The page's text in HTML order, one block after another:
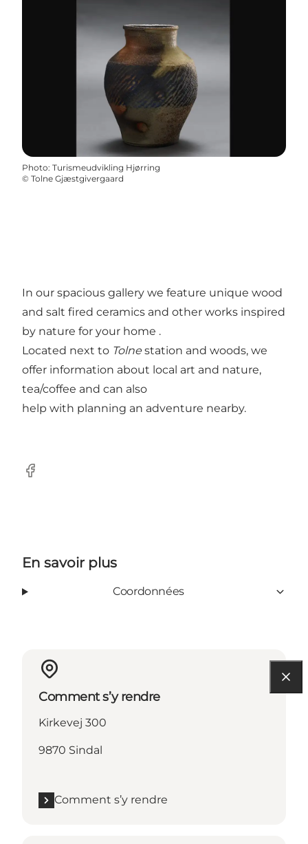
Photo: Turismeudvikling Hjørring
© Tolne Gjæstgivergaard
In our spacious gallery we feature unique wood
and salt fired ceramics and other works inspired
by nature for your home .
Located next to Tolne station and woods, we
offer information about local art and nature,
tea/coffee and can also
help with planning an adventure nearby.
Facebook
En savoir plus
Coordonnées
Comment s’y rendre
Kirkevej 300
9870 Sindal
Comment s’y rendre